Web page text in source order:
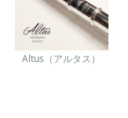
Altus（アルタス）